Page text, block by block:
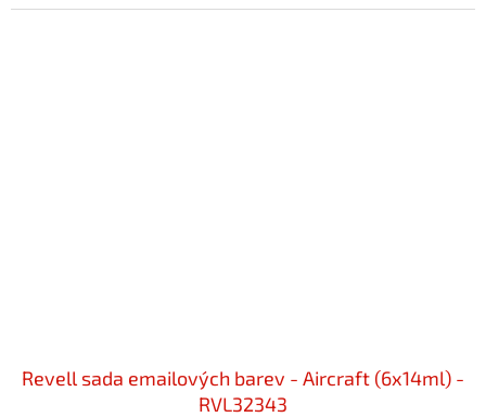
Revell sada emailových barev - Aircraft (6x14ml) -
RVL32343